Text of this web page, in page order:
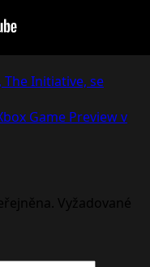
Initiative, se
Game Preview v
Vyžadované